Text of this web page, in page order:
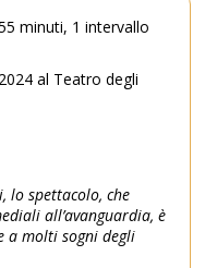
minuti, 1 intervallo
al Teatro degli
lo spettacolo, che
all’avanguardia, è
a molti sogni degli